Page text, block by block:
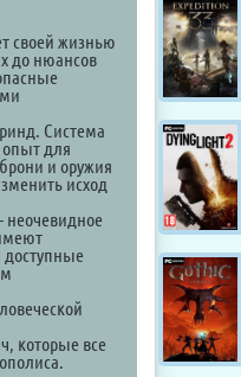
своей жизнью
до нюансов
Система
опыт для
и оружия
исход
неочевидное
доступные
которые все